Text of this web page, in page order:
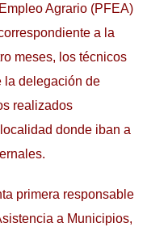
Agrario (PFEA)
a la
meses, los técnicos
la delegación de
realizados
donde iban a
primera responsable
a Municipios,